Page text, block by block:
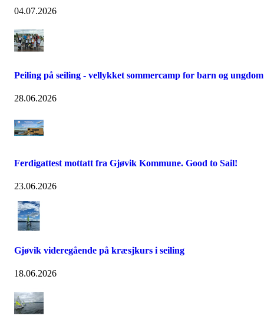
04.07.2026
Peiling på seiling - vellykket sommercamp for barn og ungdom
28.06.2026
Ferdigattest mottatt fra Gjøvik Kommune. Good to Sail!
23.06.2026
Gjøvik videregående på kræsjkurs i seiling
18.06.2026